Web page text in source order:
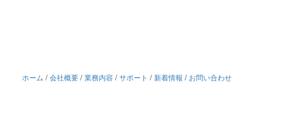
ホーム / 会社概要 / 業務内容 / サポート / 新着情報 / お問い合わせ